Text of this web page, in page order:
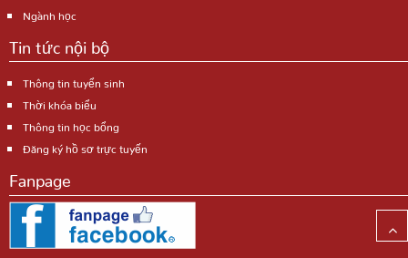
Ngành học
Tin tức nội bộ
Thông tin tuyển sinh
Thời khóa biểu
Thông tin học bổng
Đăng ký hồ sơ trực tuyến
Fanpage